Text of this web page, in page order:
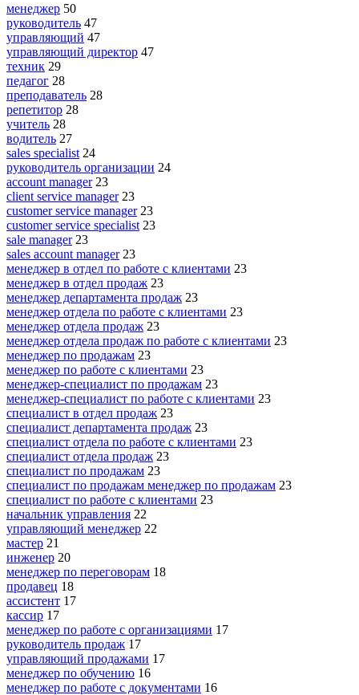
менеджер 50
руководитель 47
управляющий 47
управляющий директор 47
техник 29
педагог 28
преподаватель 28
репетитор 28
учитель 28
водитель 27
sales specialist 24
руководитель организации 24
account manager 23
client service manager 23
customer service manager 23
customer service specialist 23
sale manager 23
sales account manager 23
менеджер в отдел по работе с клиентами 23
менеджер в отдел продаж 23
менеджер департамента продаж 23
менеджер отдела по работе с клиентами 23
менеджер отдела продаж 23
менеджер отдела продаж по работе с клиентами 23
менеджер по продажам 23
менеджер по работе с клиентами 23
менеджер-специалист по продажам 23
менеджер-специалист по работе с клиентами 23
специалист в отдел продаж 23
специалист департамента продаж 23
специалист отдела по работе с клиентами 23
специалист отдела продаж 23
специалист по продажам 23
специалист по продажам менеджер по продажам 23
специалист по работе с клиентами 23
начальник управления 22
управляющий менеджер 22
мастер 21
инженер 20
менеджер по переговорам 18
продавец 18
ассистент 17
кассир 17
менеджер по работе с организациями 17
руководитель продаж 17
управляющий продажами 17
менеджер по обучению 16
менеджер по работе с документами 16